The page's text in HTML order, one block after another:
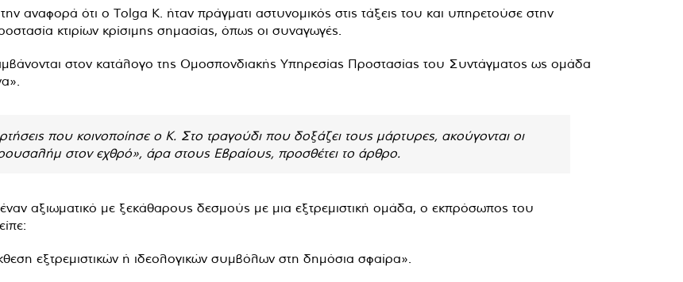
αναφορά ότι ο Tolga K. ήταν πράγματι αστυνομικός στις τάξεις του και υπηρετούσε στην
κτιρίων κρίσιμης σημασίας, όπως οι συναγωγές.
στον κατάλογο της Ομοσπονδιακής Υπηρεσίας Προστασίας του Συντάγματος ως ομάδα
που κοινοποίησε ο Κ. Στο τραγούδι που δοξάζει τους μάρτυρες, ακούγονται οι
στον εχθρό», άρα στους Εβραίους, προσθέτει το άρθρο.
αξιωματικό με ξεκάθαρους δεσμούς με μια εξτρεμιστική ομάδα, ο εκπρόσωπος του
εξτρεμιστικών ή ιδεολογικών συμβόλων στη δημόσια σφαίρα».